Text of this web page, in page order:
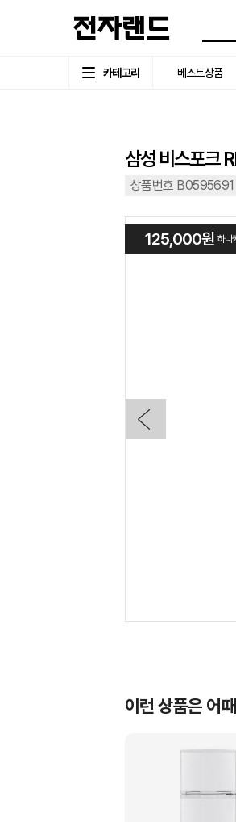
카테고리 베스트상품
삼성 비스포크
상품번호 B0595691
125,000원 하나
이런 상품은 어